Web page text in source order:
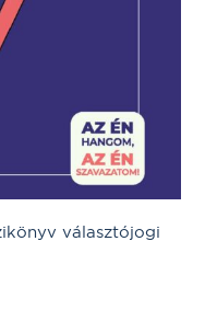
választójogi